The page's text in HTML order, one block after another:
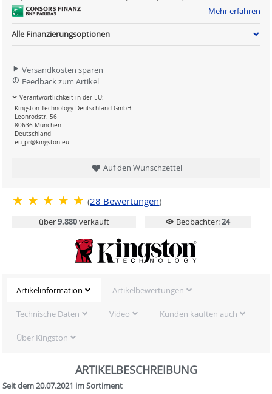
Mehr erfahren
Alle Finanzierungsoptionen
Versandkosten sparen
Feedback zum Artikel
Verantwortlichkeit in der EU:
Kingston Technology Deutschland GmbH
Leonrodstr. 56
80636 München
Deutschland
eu_pr@kingston.eu
Auf den Wunschzettel
(28 Bewertungen)
über9.880verkauft Beobachter:24
Artikelinformation Artikelbewertungen
Technische Daten Video Kunden kauften auch
Über Kingston
ARTIKELBESCHREIBUNG
Seit dem 20.07.2021 im Sortiment